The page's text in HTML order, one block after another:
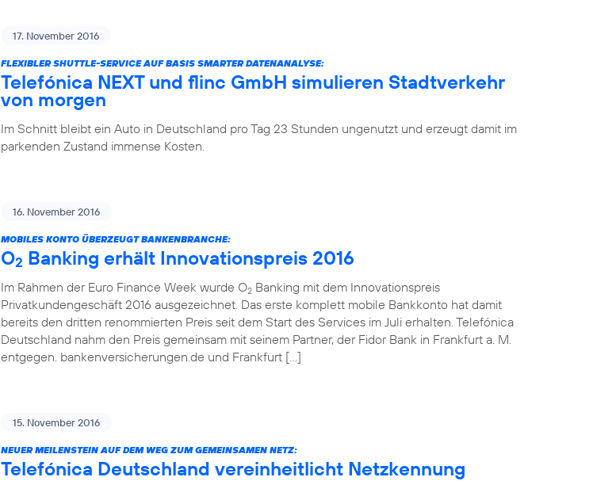
17. November 2016
FLEXIBLER SHUTTLE-SERVICE AUF BASIS SMARTER DATENANALYSE:
Telefónica NEXT und flinc GmbH simulieren Stadtverkehr
von morgen
Im Schnitt bleibt ein Auto in Deutschland pro Tag 23 Stunden ungenutzt und erzeugt damit im
parkenden Zustand immense Kosten.
16. November 2016
MOBILES KONTO ÜBERZEUGT BANKENBRANCHE:
O2 Banking erhält Innovationspreis 2016
Im Rahmen der Euro Finance Week wurde O2 Banking mit dem Innovationspreis
Privatkundengeschäft 2016 ausgezeichnet. Das erste komplett mobile Bankkonto hat damit
bereits den dritten renommierten Preis seit dem Start des Services im Juli erhalten. Telefónica
Deutschland nahm den Preis gemeinsam mit seinem Partner, der Fidor Bank in Frankfurt a. M.
entgegen. bankenversicherungen.de und Frankfurt […]
15. November 2016
NEUER MEILENSTEIN AUF DEM WEG ZUM GEMEINSAMEN NETZ:
Telefónica Deutschland vereinheitlicht Netzkennung